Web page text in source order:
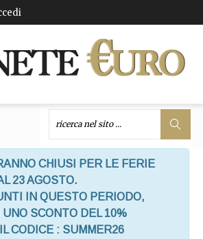
CHIUSI PER LE FERIE
23 AGOSTO.
IN QUESTO PERIODO,
SCONTO DEL 10%
CODICE : SUMMER26